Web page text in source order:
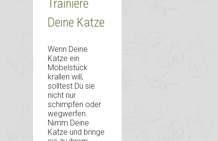
Trainiere
Deine Katze
Wenn Deine
Katze ein
Möbelstück
krallen will,
solltest Du sie
nicht nur
schimpfen oder
wegwerfen.
Nimm Deine
Katze und bringe